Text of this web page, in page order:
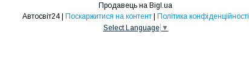
Продавець на Bigl.ua
Автосвіт24 | Поскаржитися на контент | Політика конфіденційності
Select Language ▼